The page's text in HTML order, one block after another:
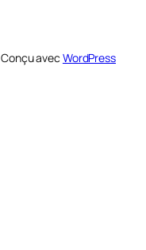
Conçu avec WordPress